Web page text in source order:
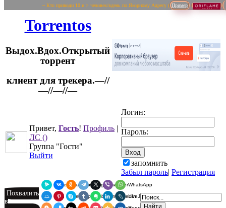
~ Кто приводи 10 и > человек/вдень по Якорному Адресу ( Пример
Torrentos
Выдох.Вдох.Открытый
торрент
Привет, Гость! Профиль |
ЛС ()
Группа "Гости"
Выйти
Логин:
Пароль:
запомнить
Забыл пароль| Регистрация